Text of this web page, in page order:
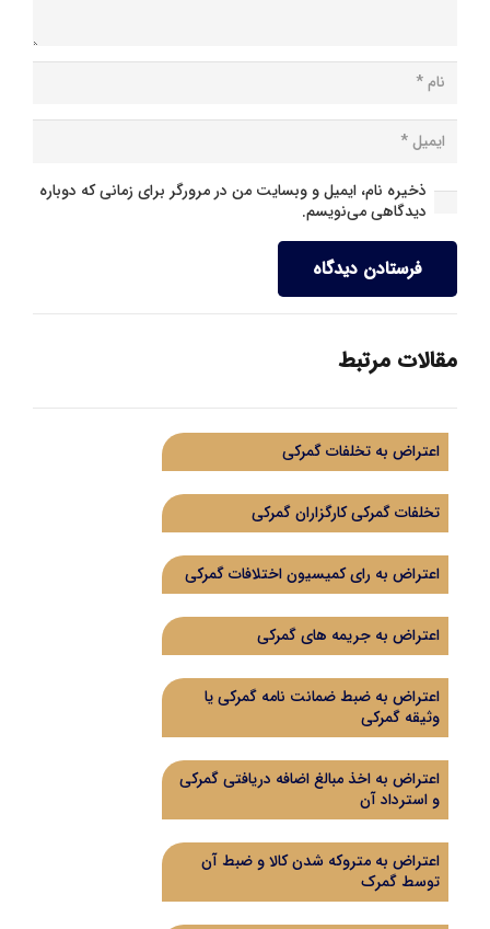
ذخیره نام، ایمیل و وبسایت من در مرورگر برای زمانی که دوباره
دیدگاهی می‌نویسم.
فرستادن دیدگاه
مقالات مرتبط
اعتراض به تخلفات گمرکی
تخلفات گمرکی کارگزاران گمرکی
اعتراض به رای کمیسیون اختلافات گمرکی
اعتراض به جریمه های گمرکی
اعتراض به ضبط ضمانت نامه گمرکی یا
وثیقه گمرکی
اعتراض به اخذ مبالغ اضافه دریافتی گمرکی
و استرداد آن
اعتراض به متروکه شدن کالا و ضبط آن
توسط گمرک